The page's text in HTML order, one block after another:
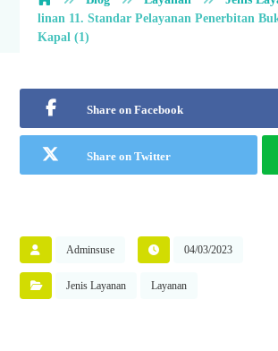
linan 11. Standar Pelayanan Penerbitan
Kapal (1)
Share on Facebook
Share on Twitter
Adminsuse 04/03/2023
Jenis Layanan Layanan